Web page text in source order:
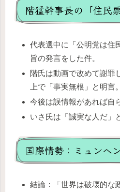
階猛幹事長の「住民
代表選中に「公明党は住
旨の発言をした件。
階氏は動画で改めて謝罪
上で「事実無根」と明言。
今後は誤情報があれば自
いさ氏は「誠実な人だ」
国際情勢：ミュンヘ
結論：「世界は破壊的な